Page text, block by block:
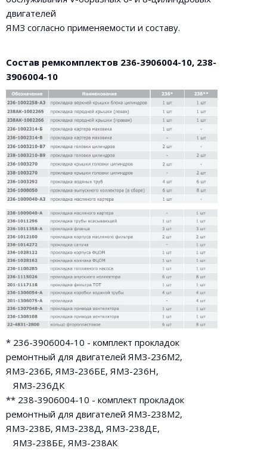
двигателей
ЯМЗ согласно применяемости и составу.
Состав ремкомплектов 236-3906004-10, 238-
3906004-10
* 236-3906004-10 - комплект прокладок
ремонтный для двигателей ЯМЗ-236М2,
ЯМЗ-236Б, ЯМЗ-236БЕ, ЯМЗ-236Н,
ЯМЗ-236ДК
** 238-3906004-10 - комплект прокладок
ремонтный для двигателей ЯМЗ-238М2,
ЯМЗ-238Б, ЯМЗ-238Д, ЯМЗ-238ДЕ,
ЯМЗ-238БЕ, ЯМЗ-238АК